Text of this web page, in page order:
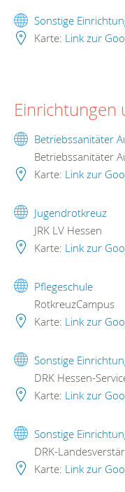
Sonstige
Karte: Link zur
Einrichtungen
Betriebssanitäter
Betriebssanitäter
Karte: Link zur
Jugendrotkreuz
JRK LV Hessen
Karte: Link zur
Pflegeschule
RotkreuzCampus
Karte: Link zur
Sonstige
DRK Hessen-
Karte: Link zur
Sonstige
DRK-
Karte: Link zur